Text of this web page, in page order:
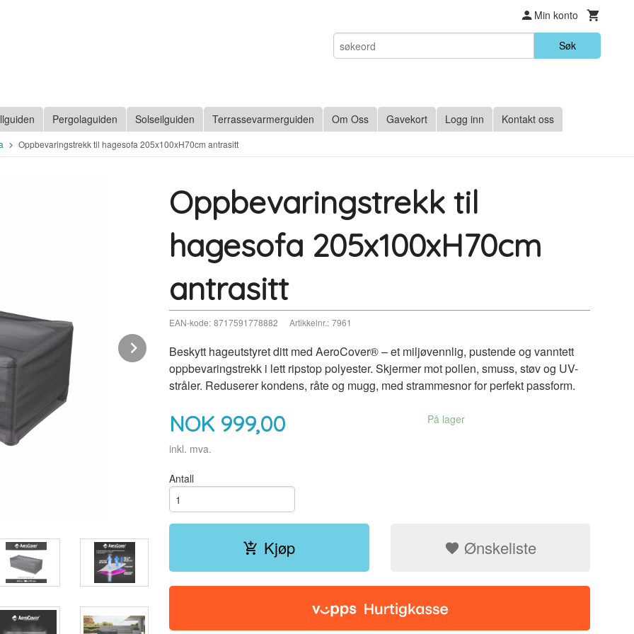
Min konto
Søk
Pergolaguiden Solseilguiden Terrassevarmerguiden Om Oss Gavekort Logg inn Kontakt oss
Oppbevaringstrekk til hagesofa 205x100xH70cm antrasitt
Next
Oppbevaringstrekk til
hagesofa 205x100xH70cm
antrasitt
EAN-kode: 8717591778882 Artikkelnr.: 7961
Beskytt hageutstyret ditt med AeroCover® – et miljøvennlig, pustende og vanntett
oppbevaringstrekk i lett ripstop polyester. Skjermer mot pollen, smuss, støv og UV-
stråler. Reduserer kondens, råte og mugg, med strammesnor for perfekt passform.
NOK 999,00
inkl. mva.
På lager
Antall
Kjøp Ønskeliste